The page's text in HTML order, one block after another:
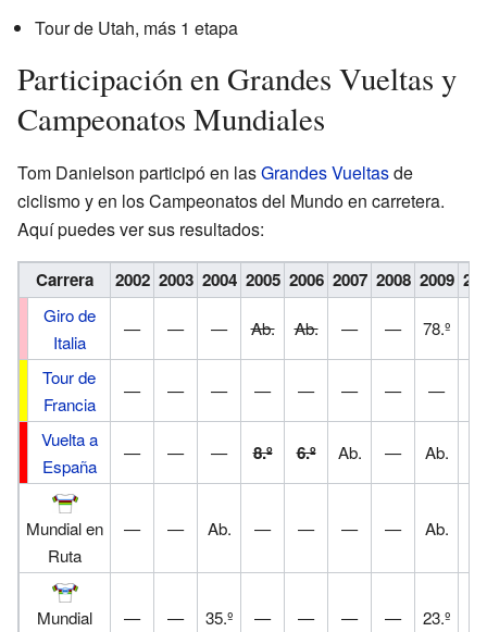
Tour de Utah, más 1 etapa
Participación en Grandes Vueltas y
Campeonatos Mundiales
Tom Danielson participó en lasGrandes Vueltasde
ciclismo y en los Campeonatos del Mundo en carretera.
Aquí puedes ver sus resultados:
Carrera 2002 2003 2004 2005 2006 2007 2008 2009
Giro de
Italia
— — — Ab. Ab. — — 78.º
Tour de
Francia
— — — — — — — —
Vuelta a
España
— — — 8.º 6.º Ab. — Ab.
Mundial en
Ruta
— — Ab. — — — — Ab.
Mundial
— — 35.º — — — — 23.º